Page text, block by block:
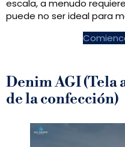
escala, a menudo
puede no ser ideal para
Denim AGI
de la confección)